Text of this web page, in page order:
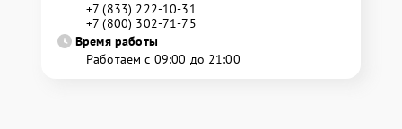
+7 (833) 222-10-31
+7 (800) 302-71-75
Время работы
Работаем с 09:00 до 21:00